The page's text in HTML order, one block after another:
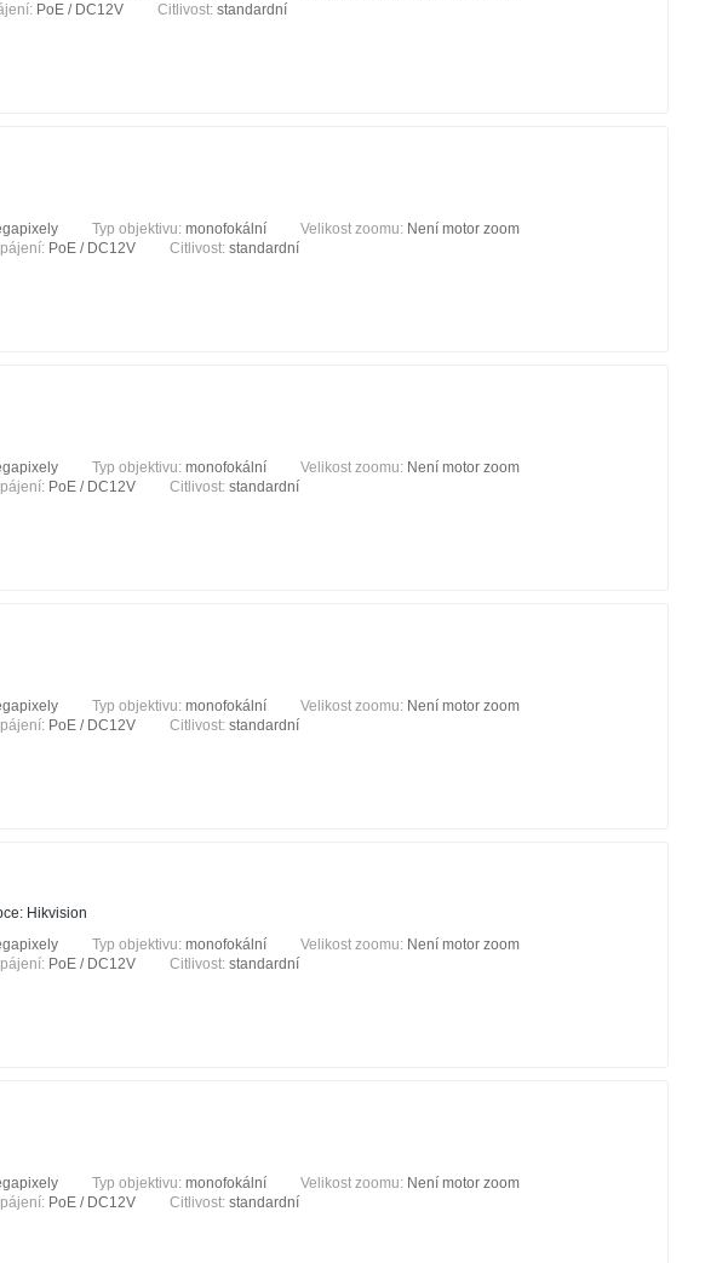
PoE / DC12V Citlivost: standardní
Typ objektivu: monofokální Velikost zoomu: Není motor zoom
PoE / DC12V Citlivost: standardní
Typ objektivu: monofokální Velikost zoomu: Není motor zoom
PoE / DC12V Citlivost: standardní
Typ objektivu: monofokální Velikost zoomu: Není motor zoom
PoE / DC12V Citlivost: standardní
Hikvision
Typ objektivu: monofokální Velikost zoomu: Není motor zoom
PoE / DC12V Citlivost: standardní
Typ objektivu: monofokální Velikost zoomu: Není motor zoom
PoE / DC12V Citlivost: standardní